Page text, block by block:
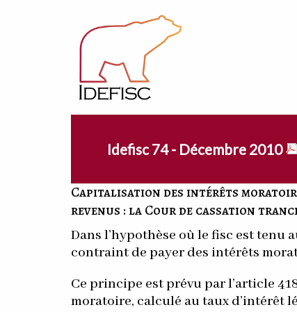
Idefisc 74 - Décembre 2010
Capitalisation des intérêts
revenus : la Cour de cassation
Dans l’hypothèse où le fisc est tenu
contraint de payer des intérêts
Ce principe est prévu par l’article
moratoire, calculé au taux d’intérêt